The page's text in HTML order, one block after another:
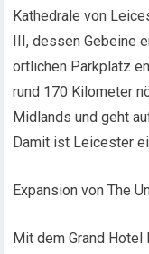
Kathedrale von
III, dessen Gebeine
örtlichen Parkplatz
rund 170 Kilometer
Midlands und geht
Damit ist Leicester
Expansion von The
Mit dem Grand